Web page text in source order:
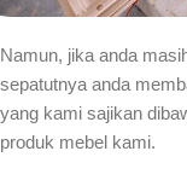
Namun, jika anda
sepatutnya anda
yang kami sajikan
produk mebel kami.